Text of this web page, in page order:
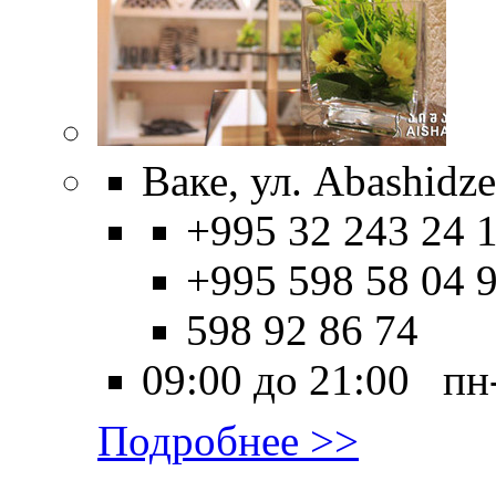
Ваке, ул.
+995 32 243 24
+995 598 58 04
598 92 86 74
09:00 до 21:00
Подробнее >>